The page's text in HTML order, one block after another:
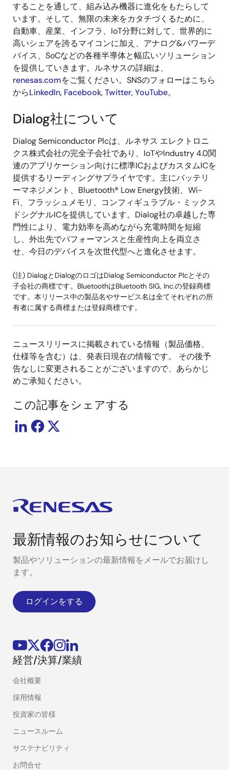
することを通して、組み込み機器に進化をもたらして
います。そして、無限の未来をカタチづくるために、
自動車、産業、インフラ、IoT分野に対して、世界的に
高いシェアを誇るマイコンに加え、アナログ&パワーデ
バイス、SoCなどの各種半導体と幅広いソリューション
を提供していきます。ルネサスの詳細は、
renesas.comをご覧ください。SNSのフォローはこちら
からLinkedIn, Facebook,Twitter,YouTube。
Dialog社について
Dialog Semiconductor Plcは、ルネサス エレクトロニ
クス株式会社の完全子会社であり、IoTやIndustry 4.0関
連のアプリケーション向けに標準ICおよびカスタムICを
提供するリーディングサプライヤです。主にバッテリ
ーマネジメント、Bluetooth® Low Energy技術、Wi-
Fi、フラッシュメモリ、コンフィギュラブル・ミックス
ドシグナルICを提供しています。Dialog社の卓越した専
門性により、電力効率を高めながら充電時間を短縮
し、外出先でパフォーマンスと生産性向上を両立さ
せ、今日のデバイスを次世代型へと進化させます。
(注) DialogとDialogのロゴはDialog Semiconductor Plcとその
子会社の商標です。BluetoothはBluetooth SIG, Inc.の登録商標
です。本リリース中の製品名やサービス名は全てそれぞれの所
有者に属する商標または登録商標です。
ニュースリリースに掲載されている情報（製品価格、
仕様等を含む）は、発表日現在の情報です。 その後予
告なしに変更されることがございますので、あらかじ
めご承知ください。
この記事をシェアする
最新情報のお知らせについて
製品やソリューションの最新情報をメールでお届けし
ます。
ログインをする
経営/決算/業績
会社概要
採用情報
投資家の皆様
ニュースルーム
サステナビリティ
お問合せ